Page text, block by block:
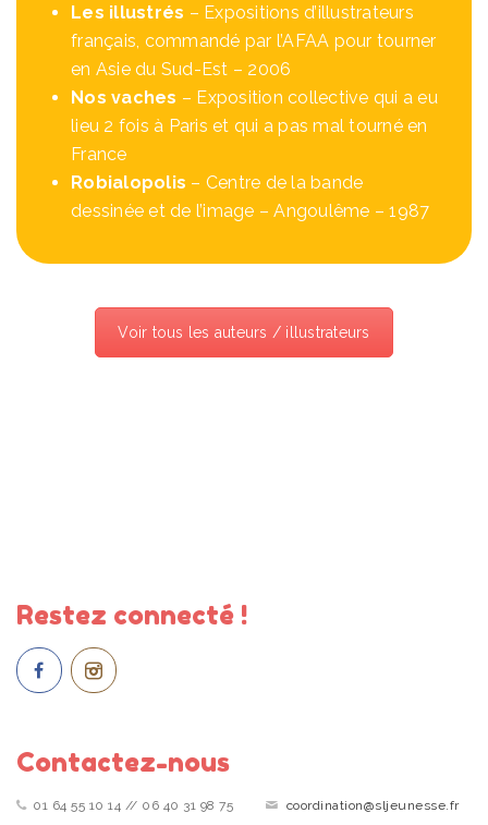
Les illustrés – Expositions d’illustrateurs
français, commandé par l’AFAA pour tourner
en Asie du Sud-Est – 2006
Nos vaches – Exposition collective qui a eu
lieu 2 fois à Paris et qui a pas mal tourné en
France
Robialopolis – Centre de la bande
dessinée et de l’image – Angoulême – 1987
Voir tous les auteurs / illustrateurs
Restez connecté !
Contactez-nous
01 64 55 10 14 // 06 40 31 98 75 coordination@sljeunesse.fr